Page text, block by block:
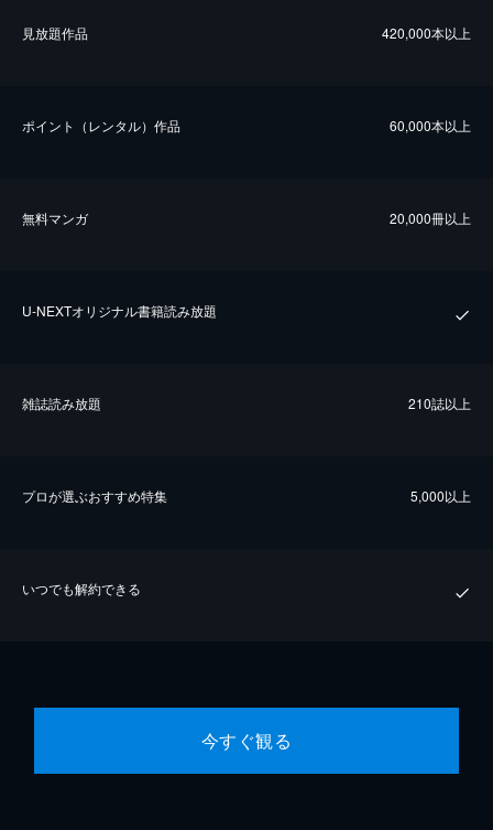
⾒放題作品 420,000本以上
ポイント（レンタル）作品 60,000本以上
無料マンガ 20,000冊以上
U-NEXTオリジナル書籍読み放題
雑誌読み放題 210誌以上
プロが選ぶおすすめ特集 5,000以上
いつでも解約できる
今すぐ観る